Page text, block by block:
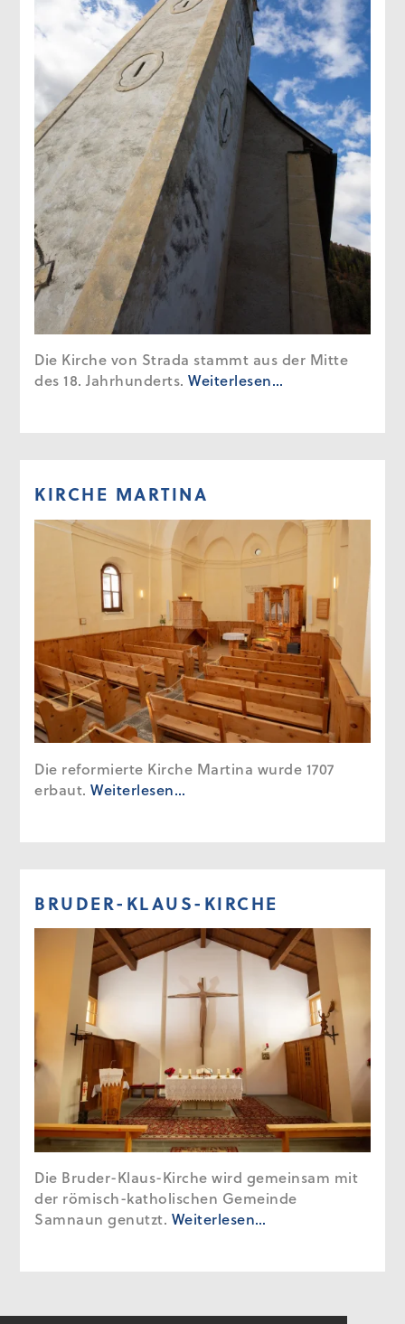
Die Kirche von Strada stammt aus der Mitte
des 18. Jahrhunderts.Weiterlesen…
KIRCHE MARTINA
Die reformierte Kirche Martina wurde 1707
erbaut.Weiterlesen…
BRUDER-KLAUS-KIRCHE
Die Bruder-Klaus-Kirche wird gemeinsam mit
der römisch-katholischen Gemeinde
Samnaun genutzt. Weiterlesen…